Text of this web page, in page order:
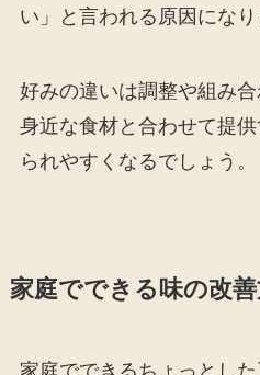
い」と言われる原因になり
好みの違いは調整や組み合
身近な食材と合わせて提
られやすくなるでしょう。
家庭でできる味の改
家庭でできるちょっとし